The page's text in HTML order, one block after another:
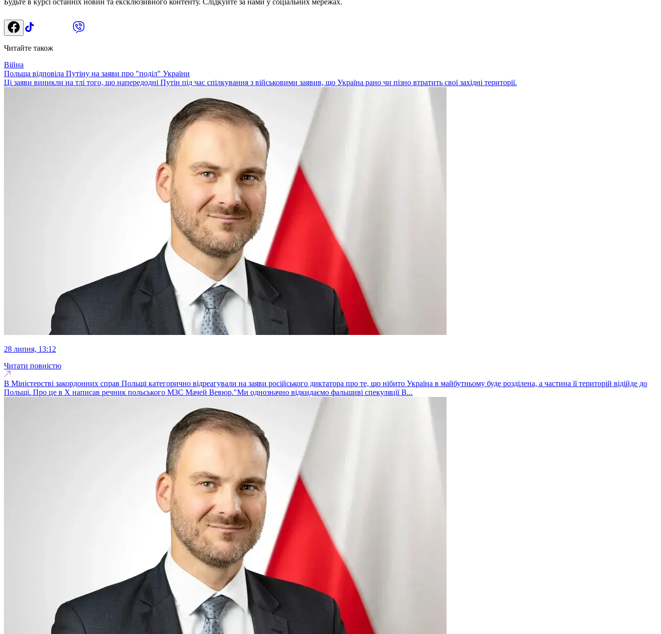
Читайте також
Війна
Польща відповіла Путіну на заяви про "поділ" України
Ці заяви виникли на тлі того, що напередодні Путін під час спілкування з військовими заявив, що Україна рано чи пізно втратить свої західні території.
28 липня, 13:12
Читати повністю
В Міністерстві закордонних справ Польщі категорично відреагували на заяви російського диктатора про те, що нібито Україна в майбутньому буде розділена, а частина її територій відійде до
Польщі. Про це в Х написав речник польського МЗС Мачей Вевюр."Ми однозначно відкидаємо фальшиві спекуляції В...